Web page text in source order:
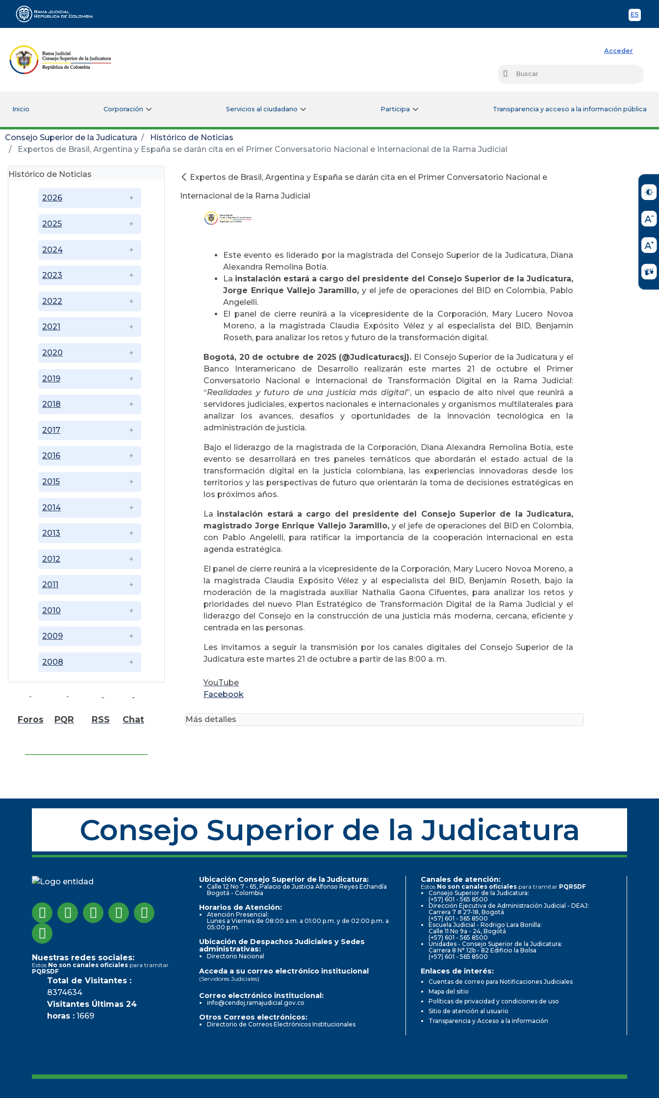
ES
Rama Judicial
Acceder
Buscar
Inicio Corporación Servicios al ciudadano Participa Transparencia y acceso a la información pública
Consejo Superior de la Judicatura
Histórico de Noticias
Expertos de Brasil, Argentina y España se darán cita en el Primer Conversatorio Nacional e Internacional de la Rama Judicial
Histórico de Noticias
2008
2009
2010
2011
2012
2013
2014
2015
2016
2017
2018
2019
2020
2021
2022
2023
2024
2025
2026
Foros PQR RSS Chat
Expertos de Brasil, Argentina y España se darán cita en el Primer Conversatorio Nacional e
Internacional de la Rama Judicial
Este evento es liderado por la magistrada del Consejo Superior de la Judicatura, Diana
Alexandra Remolina Botía.
La instalación estará a cargo del presidente del Consejo Superior de la Judicatura,
Jorge Enrique Vallejo Jaramillo,y el jefe de operaciones del BID en Colombia, Pablo
Angelelli.
El panel de cierre reunirá a la vicepresidente de la Corporación, Mary Lucero Novoa
Moreno, a la magistrada Claudia Expósito Vélez y al especialista del BID, Benjamín
Roseth, para analizar los retos y futuro de la transformación digital.
Bogotá, 20 de octubre de 2025 (@Judicaturacsj). El Consejo Superior de la Judicatura y el
Banco Interamericano de Desarrollo realizarán este martes 21 de octubre el Primer
Conversatorio Nacional e Internacional de Transformación Digital en la Rama Judicial:
“Realidades y futuro de una justicia más digital”, un espacio de alto nivel que reunirá a
servidores judiciales, expertos nacionales e internacionales y organismos multilaterales para
analizar los avances, desafíos y oportunidades de la innovación tecnológica en la
administración de justicia.
Bajo el liderazgo de la magistrada de la Corporación, Diana Alexandra Remolina Botía, este
evento se desarrollará en tres paneles temáticos que abordarán el estado actual de la
transformación digital en la justicia colombiana, las experiencias innovadoras desde los
territorios y las perspectivas de futuro que orientarán la toma de decisiones estratégicas en
los próximos años.
La instalación estará a cargo del presidente del Consejo Superior de la Judicatura,
magistrado Jorge Enrique Vallejo Jaramillo,y el jefe de operaciones del BID en Colombia,
con Pablo Angelelli, para ratificar la importancia de la cooperación internacional en esta
agenda estratégica.
El panel de cierre reunirá a la vicepresidente de la Corporación, Mary Lucero Novoa Moreno, a
la magistrada Claudia Expósito Vélez y al especialista del BID, Benjamín Roseth, bajo la
moderación de la magistrada auxiliar Nathalia Gaona Cifuentes, para analizar los retos y
prioridades del nuevo Plan Estratégico de Transformación Digital de la Rama Judicial y el
liderazgo del Consejo en la construcción de una justicia más moderna, cercana, eficiente y
centrada en las personas.
Les invitamos a seguir la transmisión por los canales digitales del Consejo Superior de la
Judicatura este martes 21 de octubre a partir de las 8:00 a. m.
YouTube
Facebook
Más detalles
Consejo Superior de la Judicatura
Nuestras redes sociales:
Estos No son canales oficiales para tramitar
PQRSDF
Total de Visitantes :
8374634
Visitantes Últimas 24
horas : 1669
Ubicación Consejo Superior de la Judicatura:
Calle 12 No 7 - 65, Palacio de Justicia Alfonso Reyes Echandía
Bogotá - Colombia
Horarios de Atención:
Atención Presencial:
Lunes a Viernes de 08:00 a.m. a 01:00 p.m. y de 02:00 p.m. a
05:00 p.m.
Ubicación de Despachos Judiciales y Sedes
administrativas:
Directorio Nacional
Canales de atención:
Estos No son canales oficiales para tramitar PQRSDF
Consejo Superior de la Judicatura:
(+57) 601 - 565 8500
Dirección Ejecutiva de Administración Judicial - DEAJ:
Carrera 7 # 27-18, Bogotá
(+57) 601 - 565 8500
Escuela Judicial - Rodrigo Lara Bonilla:
Calle 11 No 9a - 24, Bogotá
(+57) 601 - 565 8500
Unidades - Consejo Superior de la Judicatura:
Carrera 8 N° 12b - 82 Edificio la Bolsa
(+57) 601 - 565 8500
Acceda a su correo electrónico institucional
(Servidores Judiciales)
Correo electrónico institucional:
info@cendoj.ramajudicial.gov.co
Otros Correos electrónicos:
Directorio de Correos Electrónicos Institucionales
Enlaces de interés:
Cuentas de correo para Notificaciones Judiciales
Mapa del sitio
Políticas de privacidad y condiciones de uso
Sitio de atención al usuario
Transparencia y Acceso a la información